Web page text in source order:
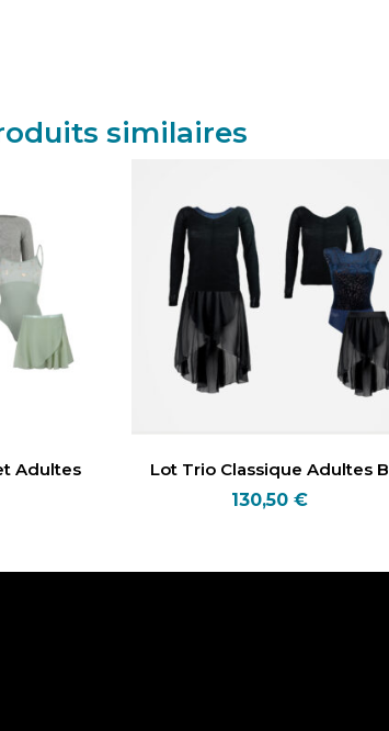
similaires
Adultes
Lot Trio Classique Adultes B
130,50€